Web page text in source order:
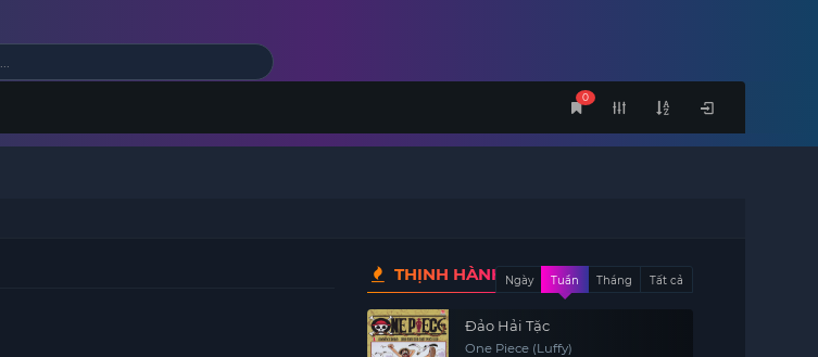
0
THỊNH HÀNHNgày Tuần Tháng Tất cả
Đảo Hải Tặc
One Piece (Luffy)